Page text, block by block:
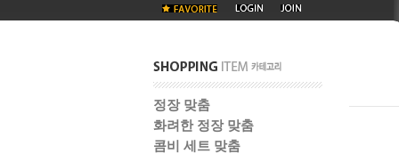
정장 맞춤
화려한 정장 맞춤
콤비 세트 맞춤